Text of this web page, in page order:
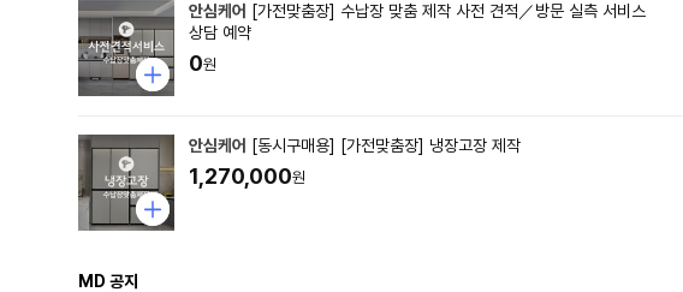
안심케어
[가전맞춤장] 수납장 맞춤 제작 사전 견적／방문 실측 서비스
상담 예약
0원
안심케어 [동시구매용] [가전맞춤장] 냉장고장 제작
1,270,000원
MD 공지